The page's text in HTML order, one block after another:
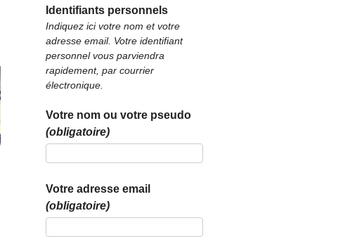
Identifiants personnels
Indiquez ici votre nom et votre
adresse email. Votre identifiant
personnel vous parviendra
rapidement, par courrier
électronique.
Votre nom ou votre pseudo
(obligatoire)
Votre adresse email
(obligatoire)